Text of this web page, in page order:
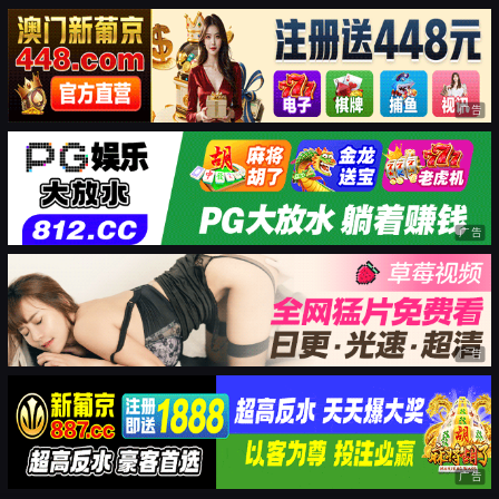
广告
广告
广告
广告